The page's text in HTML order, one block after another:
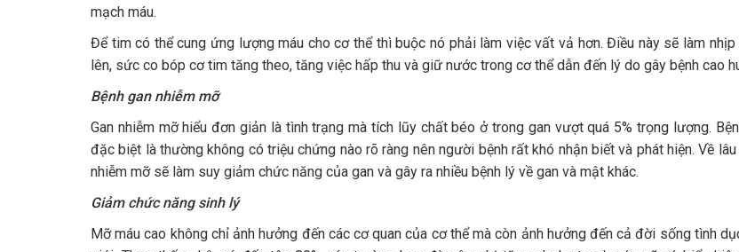
mạch máu.
Để tim có thể cung ứng lượng máu cho cơ thể thì buộc nó phải làm việc vất vả hơn. Điều này sẽ làm
lên, sức co bóp cơ tim tăng theo, tăng việc hấp thu và giữ nước trong cơ thể dẫn đến lý do gây bệnh cao
Bệnh gan nhiễm mỡ
Gan nhiễm mỡ hiểu đơn giản là tình trạng mà tích lũy chất béo ở trong gan vượt quá 5% trọng lượng.
đặc biệt là thường không có triệu chứng nào rõ ràng nên người bệnh rất khó nhận biết và phát hiện. Về
nhiễm mỡ sẽ làm suy giảm chức năng của gan và gây ra nhiều bệnh lý về gan và mật khác.
Giảm chức năng sinh lý
Mỡ máu cao không chỉ ảnh hưởng đến các cơ quan của cơ thể mà còn ảnh hưởng đến cả đời sống tình